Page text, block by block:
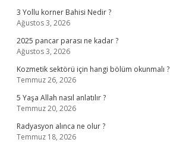
3 Yollu korner Bahisi Nedir ?
Ağustos 3, 2026
2025 pancar parası ne kadar ?
Ağustos 3, 2026
Kozmetik sektörü için hangi bölüm okunmalı ?
Temmuz 26, 2026
5 Yaşa Allah nasıl anlatılır ?
Temmuz 20, 2026
Radyasyon alınca ne olur ?
Temmuz 18, 2026